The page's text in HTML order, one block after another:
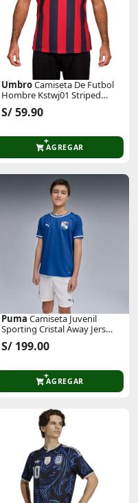
UmbroCamiseta De Futbol
Hombre Kstwj01 Striped
Jersey Ss - Adult
S/ 59.90
AGREGAR
Puma Camiseta Juvenil
Sporting Cristal Away Jersey
Replica Jr
S/ 199.00
AGREGAR